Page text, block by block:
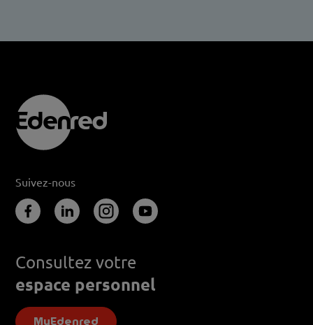
Suivez-nous
Consultez votre
espace personnel
MyEdenred